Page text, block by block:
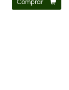
Comprar